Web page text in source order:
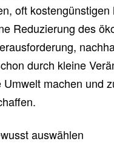
oft kostengünstigen
Reduzierung des
durch kleine
machen und
auswählen